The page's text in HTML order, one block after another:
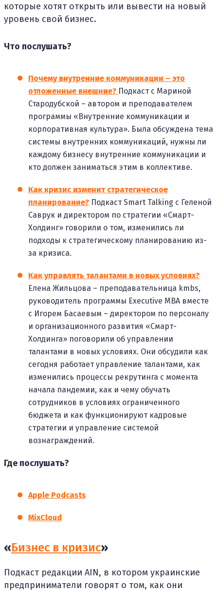
которые хотят открыть или вывести на новый
уровень свой бизнес.
Что послушать?
Почему внутренние коммуникации – это
отложенные внешние? Подкаст с Мариной
Стародубской – автором и преподавателем
программы «Внутренние коммуникации и
корпоративная культура». Была обсуждена тема
системы внутренних коммуникаций, нужны ли
каждому бизнесу внутренние коммуникации и
кто должен заниматься этим в коллективе.
Как кризис изменит стратегическое
планирование? Подкаст Smart Talking с Геленой
Саврук и директором по стратегии «Смарт-
Холдинг» говорили о том, изменились ли
подходы к стратегическому планированию из-
за кризиса.
Как управлять талантами в новых условиях?
Елена Жильцова – преподавательница kmbs,
руководитель программы Executive MBA вместе
с Игорем Басаевым – директором по персоналу
и организационного развития «Смарт-
Холдинга» поговорили об управлении
талантами в новых условиях. Они обсудили как
сегодня работает управление талантами, как
изменились процессы рекрутинга с момента
начала пандемии, как и чему обучать
сотрудников в условиях ограниченного
бюджета и как функционируют кадровые
стратегии и управление системой
вознаграждений.
Где послушать?
Apple Podcasts
MixCloud
«Бизнес в кризис»
Подкаст редакции AIN, в котором украинские
предприниматели говорят о том, как они